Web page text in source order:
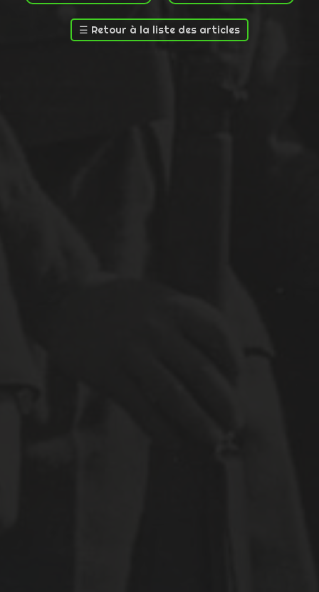
☰ Retour à la liste des articles